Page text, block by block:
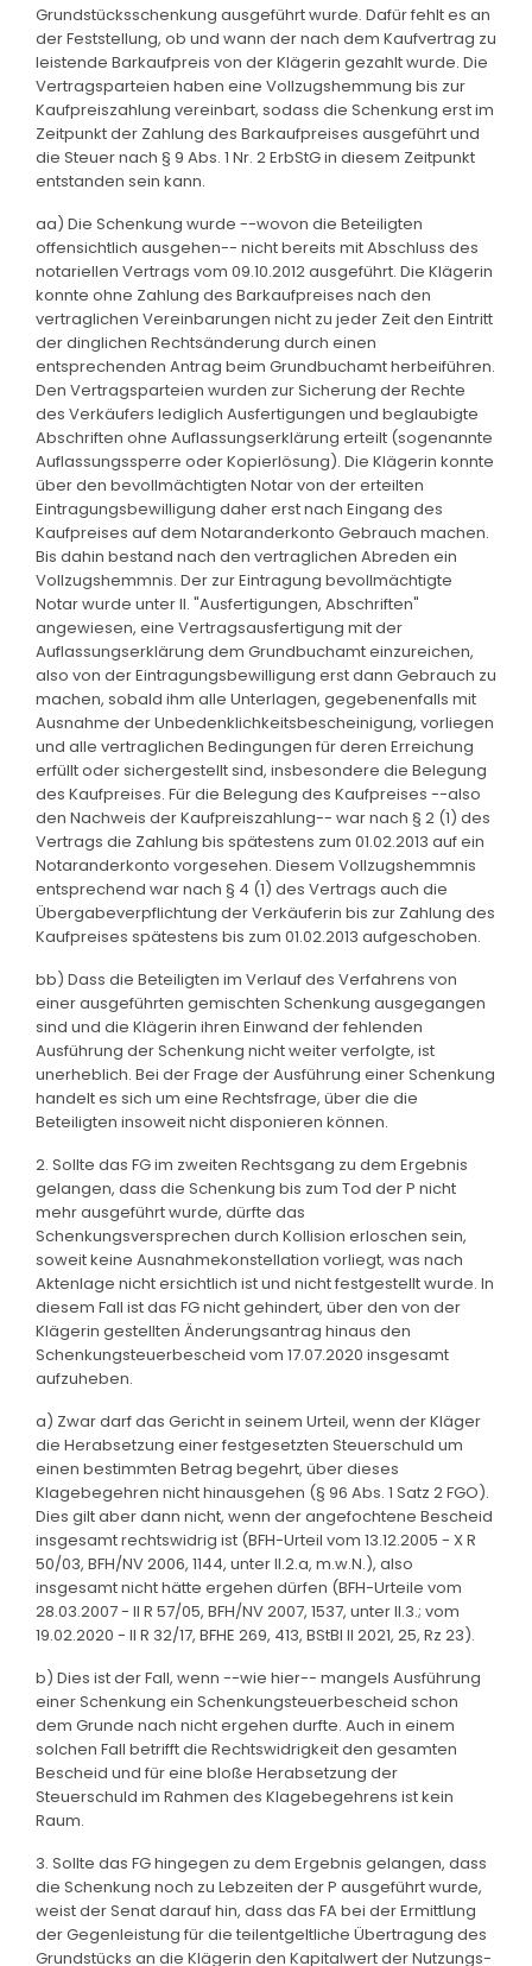
Grundstücksschenkung ausgeführt wurde. Dafür fehlt es an
der Feststellung, ob und wann der nach dem Kaufvertrag zu
leistende Barkaufpreis von der Klägerin gezahlt wurde. Die
Vertragsparteien haben eine Vollzugshemmung bis zur
Kaufpreiszahlung vereinbart, sodass die Schenkung erst im
Zeitpunkt der Zahlung des Barkaufpreises ausgeführt und
die Steuer nach § 9 Abs. 1 Nr. 2 ErbStG in diesem Zeitpunkt
entstanden sein kann.
aa) Die Schenkung wurde --wovon die Beteiligten
offensichtlich ausgehen-- nicht bereits mit Abschluss des
notariellen Vertrags vom 09.10.2012 ausgeführt. Die Klägerin
konnte ohne Zahlung des Barkaufpreises nach den
vertraglichen Vereinbarungen nicht zu jeder Zeit den Eintritt
der dinglichen Rechtsänderung durch einen
entsprechenden Antrag beim Grundbuchamt herbeiführen.
Den Vertragsparteien wurden zur Sicherung der Rechte
des Verkäufers lediglich Ausfertigungen und beglaubigte
Abschriften ohne Auflassungserklärung erteilt (sogenannte
Auflassungssperre oder Kopierlösung). Die Klägerin konnte
über den bevollmächtigten Notar von der erteilten
Eintragungsbewilligung daher erst nach Eingang des
Kaufpreises auf dem Notaranderkonto Gebrauch machen.
Bis dahin bestand nach den vertraglichen Abreden ein
Vollzugshemmnis. Der zur Eintragung bevollmächtigte
Notar wurde unter II. "Ausfertigungen, Abschriften"
angewiesen, eine Vertragsausfertigung mit der
Auflassungserklärung dem Grundbuchamt einzureichen,
also von der Eintragungsbewilligung erst dann Gebrauch zu
machen, sobald ihm alle Unterlagen, gegebenenfalls mit
Ausnahme der Unbedenklichkeitsbescheinigung, vorliegen
und alle vertraglichen Bedingungen für deren Erreichung
erfüllt oder sichergestellt sind, insbesondere die Belegung
des Kaufpreises. Für die Belegung des Kaufpreises --also
den Nachweis der Kaufpreiszahlung-- war nach § 2 (1) des
Vertrags die Zahlung bis spätestens zum 01.02.2013 auf ein
Notaranderkonto vorgesehen. Diesem Vollzugshemmnis
entsprechend war nach § 4 (1) des Vertrags auch die
Übergabeverpflichtung der Verkäuferin bis zur Zahlung des
Kaufpreises spätestens bis zum 01.02.2013 aufgeschoben.
bb) Dass die Beteiligten im Verlauf des Verfahrens von
einer ausgeführten gemischten Schenkung ausgegangen
sind und die Klägerin ihren Einwand der fehlenden
Ausführung der Schenkung nicht weiter verfolgte, ist
unerheblich. Bei der Frage der Ausführung einer Schenkung
handelt es sich um eine Rechtsfrage, über die die
Beteiligten insoweit nicht disponieren können.
2. Sollte das FG im zweiten Rechtsgang zu dem Ergebnis
gelangen, dass die Schenkung bis zum Tod der P nicht
mehr ausgeführt wurde, dürfte das
Schenkungsversprechen durch Kollision erloschen sein,
soweit keine Ausnahmekonstellation vorliegt, was nach
Aktenlage nicht ersichtlich ist und nicht festgestellt wurde. In
diesem Fall ist das FG nicht gehindert, über den von der
Klägerin gestellten Änderungsantrag hinaus den
Schenkungsteuerbescheid vom 17.07.2020 insgesamt
aufzuheben.
a) Zwar darf das Gericht in seinem Urteil, wenn der Kläger
die Herabsetzung einer festgesetzten Steuerschuld um
einen bestimmten Betrag begehrt, über dieses
Klagebegehren nicht hinausgehen (§ 96 Abs. 1 Satz 2 FGO).
Dies gilt aber dann nicht, wenn der angefochtene Bescheid
insgesamt rechtswidrig ist (BFH-Urteil vom 13.12.2005 - X R
50/03, BFH/NV 2006, 1144, unter II.2.a, m.w.N.), also
insgesamt nicht hätte ergehen dürfen (BFH-Urteile vom
28.03.2007 - II R 57/05, BFH/NV 2007, 1537, unter II.3.; vom
19.02.2020 - II R 32/17, BFHE 269, 413, BStBl II 2021, 25, Rz 23).
b) Dies ist der Fall, wenn --wie hier-- mangels Ausführung
einer Schenkung ein Schenkungsteuerbescheid schon
dem Grunde nach nicht ergehen durfte. Auch in einem
solchen Fall betrifft die Rechtswidrigkeit den gesamten
Bescheid und für eine bloße Herabsetzung der
Steuerschuld im Rahmen des Klagebegehrens ist kein
Raum.
3. Sollte das FG hingegen zu dem Ergebnis gelangen, dass
die Schenkung noch zu Lebzeiten der P ausgeführt wurde,
weist der Senat darauf hin, dass das FA bei der Ermittlung
der Gegenleistung für die teilentgeltliche Übertragung des
Grundstücks an die Klägerin den Kapitalwert der Nutzungs-